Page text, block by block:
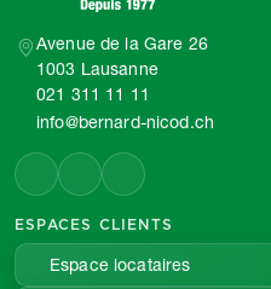
Avenue de la Gare 26
1003 Lausanne
021 311 11 11
info@bernard-nicod.ch
ESPACES CLIENTS
Espace locataires